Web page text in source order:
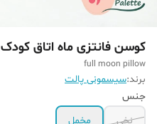
کوسن فانتزی ماه اتاق کودک
full moon pillow
برند:سیسمونی پالت
جنس
نخی
مخمل